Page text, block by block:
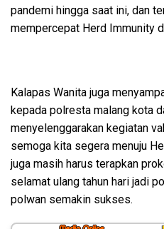
pandemi hingga saat ini, dan
mempercepat Herd Immunity
Kalapas Wanita juga
kepada polresta malang kota
menyelenggarakan kegiatan
semoga kita segera menuju
juga masih harus terapkan
selamat ulang tahun hari jadi
polwan semakin sukses.